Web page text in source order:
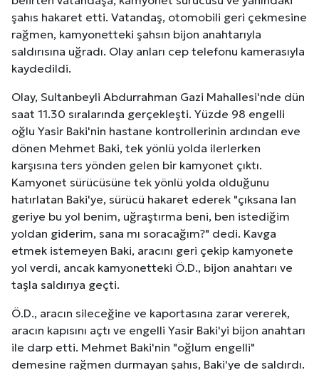
şahıs hakaret etti. Vatandaş, otomobili geri çekmesine
rağmen, kamyonetteki şahsın bijon anahtarıyla
saldırısına uğradı. Olay anları cep telefonu kamerasıyla
kaydedildi.
Olay, Sultanbeyli Abdurrahman Gazi Mahallesi'nde dün
saat 11.30 sıralarında gerçekleşti. Yüzde 98 engelli
oğlu Yasir Baki'nin hastane kontrollerinin ardından eve
dönen Mehmet Baki, tek yönlü yolda ilerlerken
karşısına ters yönden gelen bir kamyonet çıktı.
Kamyonet sürücüsüne tek yönlü yolda olduğunu
hatırlatan Baki'ye, sürücü hakaret ederek "çıksana lan
geriye bu yol benim, uğraştırma beni, ben istediğim
yoldan giderim, sana mı soracağım?" dedi. Kavga
etmek istemeyen Baki, aracını geri çekip kamyonete
yol verdi, ancak kamyonetteki Ö.D., bijon anahtarı ve
taşla saldırıya geçti.
Ö.D., aracın sileceğine ve kaportasına zarar vererek,
aracın kapısını açtı ve engelli Yasir Baki'yi bijon anahtarı
ile darp etti. Mehmet Baki'nin "oğlum engelli"
demesine rağmen durmayan şahıs, Baki'ye de saldırdı.